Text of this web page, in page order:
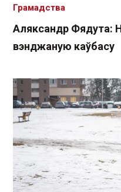
Аляксандр Фядута:
вэнджаную каўбасу
Грамадства